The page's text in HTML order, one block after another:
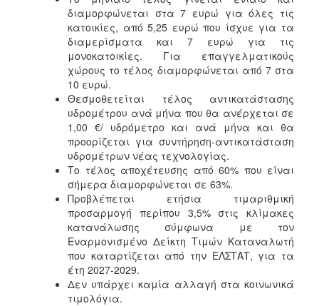
διαμορφώνεται στα 7 ευρώ για όλες τις
κατοικίες, από 5,25 ευρώ που ίσχυε για τα
διαμερίσματα και 7 ευρώ για τις
μονοκατοικίες. Για επαγγελματικούς
χώρους το τέλος διαμορφώνεται από 7 στα
10 ευρώ.
Θεσμοθετείται τέλος αντικατάστασης
υδρομέτρου ανά μήνα που θα ανέρχεται σε
1,00 €/ υδρόμετρο και ανά μήνα και θα
προορίζεται για συντήρηση-αντικατάσταση
υδρομέτρων νέας τεχνολογίας.
Το τέλος αποχέτευσης από 60% που είναι
σήμερα διαμορφώνεται σε 63%.
Προβλέπεται ετήσια τιμαριθμική
προσαρμογή περίπου 3,5% στις κλίμακες
κατανάλωσης σύμφωνα με τον
Εναρμονισμένο Δείκτη Τιμών Καταναλωτή
που καταρτίζεται από την ΕΛΣΤΑΤ, για τα
έτη 2027-2029.
Δεν υπάρχει καμία αλλαγή στα κοινωνικά
τιμολόγια.